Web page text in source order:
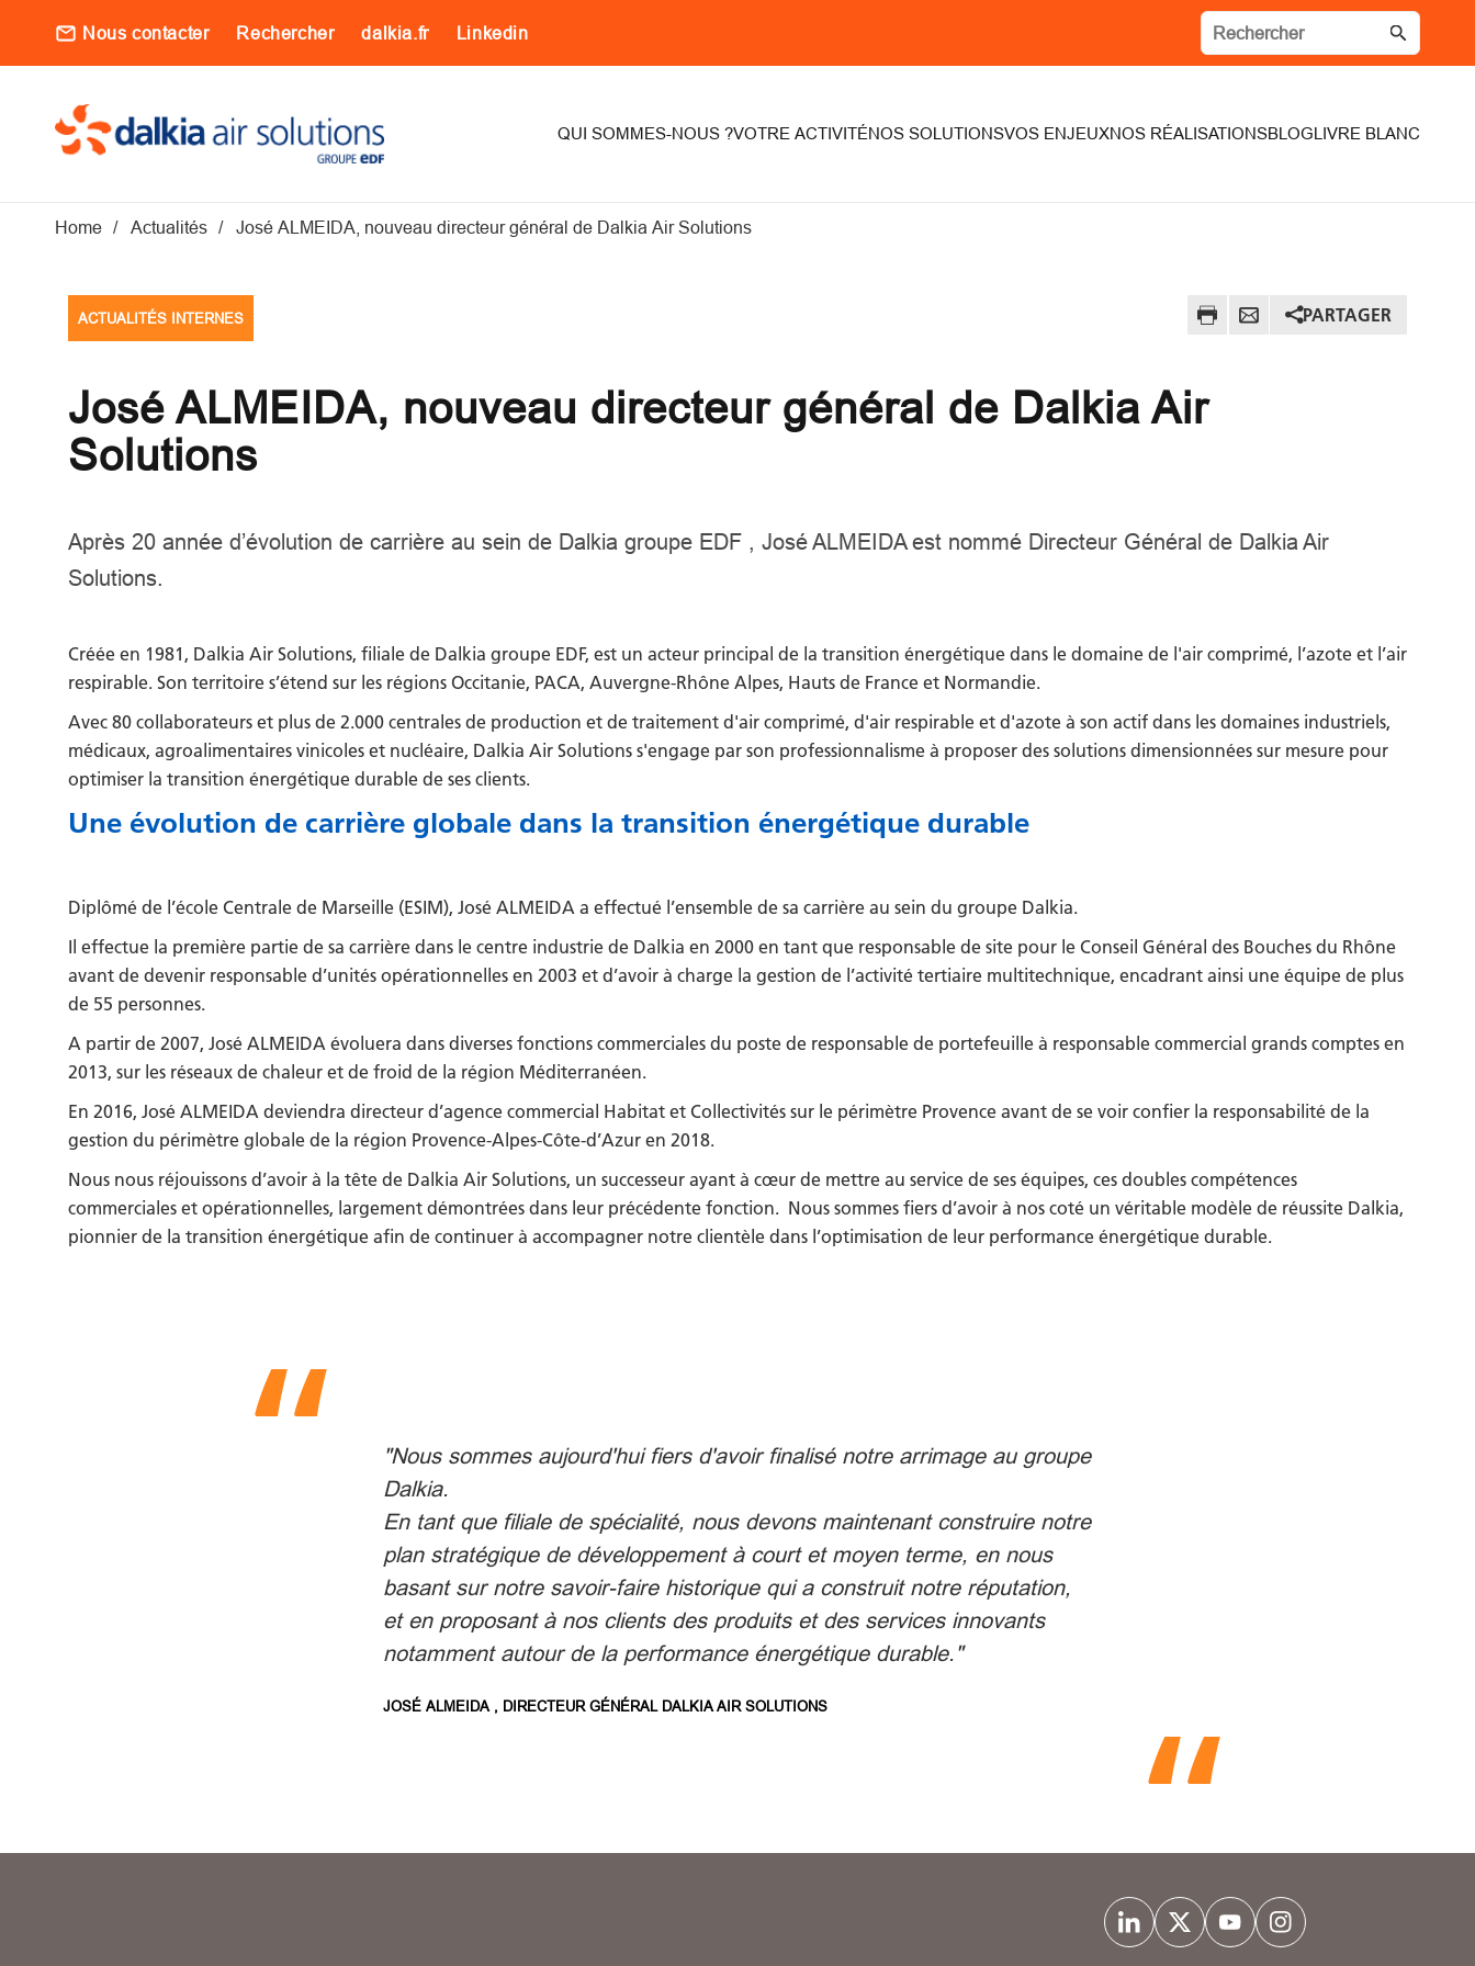
Nous contacter Rechercher dalkia.fr Linkedin
QUI SOMMES-NOUS ?VOTRE ACTIVITÉNOS SOLUTIONSVOS ENJEUXNOS RÉALISATIONSBLOGLIVRE BLANC
Fil d'Ariane
Home Actualités José ALMEIDA, nouveau directeur général de Dalkia Air Solutions
ACTUALITÉS INTERNES PARTAGER
José ALMEIDA, nouveau directeur général de Dalkia Air
Solutions
Après 20 année d’évolution de carrière au sein de Dalkia groupe EDF , José ALMEIDA est nommé Directeur Général de Dalkia Air
Solutions.
Créée en 1981, Dalkia Air Solutions, filiale de Dalkia groupe EDF, est un acteur principal de la transition énergétique dans le domaine de l'air comprimé, l’azote et l’air
respirable. Son territoire s’étend sur les régions Occitanie, PACA, Auvergne-Rhône Alpes, Hauts de France et Normandie.
Avec 80 collaborateurs et plus de 2.000 centrales de production et de traitement d'air comprimé, d'air respirable et d'azote à son actif dans les domaines industriels,
médicaux, agroalimentaires vinicoles et nucléaire, Dalkia Air Solutions s'engage par son professionnalisme à proposer des solutions dimensionnées sur mesure pour
optimiser la transition énergétique durable de ses clients.
Une évolution de carrière globale dans la transition énergétique durable
Diplômé de l’école Centrale de Marseille (ESIM), José ALMEIDA a effectué l’ensemble de sa carrière au sein du groupe Dalkia.
Il effectue la première partie de sa carrière dans le centre industrie de Dalkia en 2000 en tant que responsable de site pour le Conseil Général des Bouches du Rhône
avant de devenir responsable d’unités opérationnelles en 2003 et d’avoir à charge la gestion de l’activité tertiaire multitechnique, encadrant ainsi une équipe de plus
de 55 personnes.
A partir de 2007, José ALMEIDA évoluera dans diverses fonctions commerciales du poste de responsable de portefeuille à responsable commercial grands comptes en
2013, sur les réseaux de chaleur et de froid de la région Méditerranéen.
En 2016, José ALMEIDA deviendra directeur d’agence commercial Habitat et Collectivités sur le périmètre Provence avant de se voir confier la responsabilité de la
gestion du périmètre globale de la région Provence-Alpes-Côte-d’Azur en 2018.
Nous nous réjouissons d’avoir à la tête de Dalkia Air Solutions, un successeur ayant à cœur de mettre au service de ses équipes, ces doubles compétences
commerciales et opérationnelles, largement démontrées dans leur précédente fonction. Nous sommes fiers d’avoir à nos coté un véritable modèle de réussite Dalkia,
pionnier de la transition énergétique afin de continuer à accompagner notre clientèle dans l’optimisation de leur performance énergétique durable.
"Nous sommes aujourd'hui fiers d'avoir finalisé notre arrimage au groupe
Dalkia.
En tant que filiale de spécialité, nous devons maintenant construire notre
plan stratégique de développement à court et moyen terme, en nous
basant sur notre savoir-faire historique qui a construit notre réputation,
et en proposant à nos clients des produits et des services innovants
notamment autour de la performance énergétique durable."
JOSÉ ALMEIDA , DIRECTEUR GÉNÉRAL DALKIA AIR SOLUTIONS